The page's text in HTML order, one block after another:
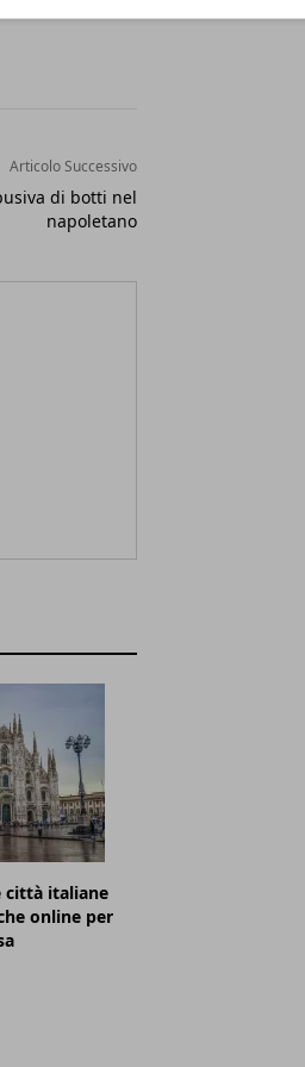
Articolo Successivo
di botti nel
napoletano
città italiane
online per